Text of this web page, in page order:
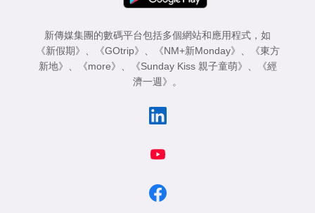
新傳媒集團的數碼平台包括多個網站和應用程式，如
《新假期》
《GOtrip》 《NM+新Monday》
《東方
新地》
《more》 《Sunday Kiss 親子童萌》
《經
濟一週》
。